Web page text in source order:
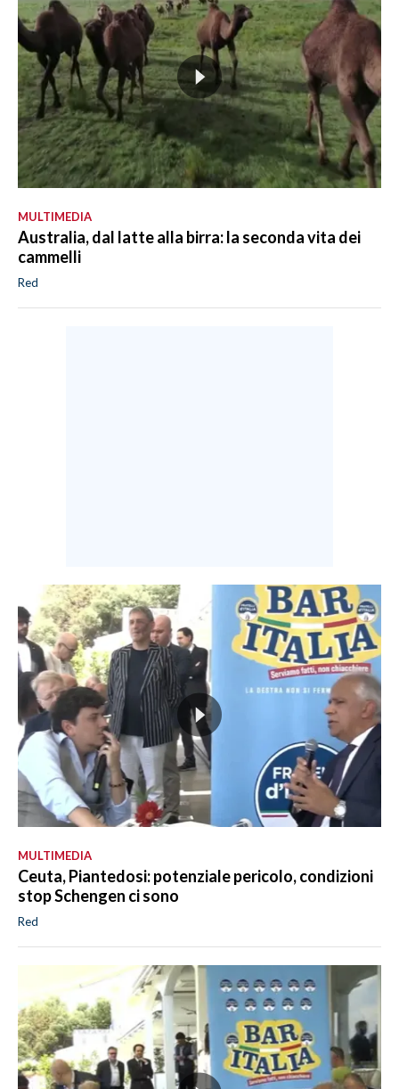
MULTIMEDIA
Australia, dal latte alla birra: la seconda vita dei
cammelli
Red
MULTIMEDIA
Ceuta, Piantedosi: potenziale pericolo, condizioni
stop Schengen ci sono
Red